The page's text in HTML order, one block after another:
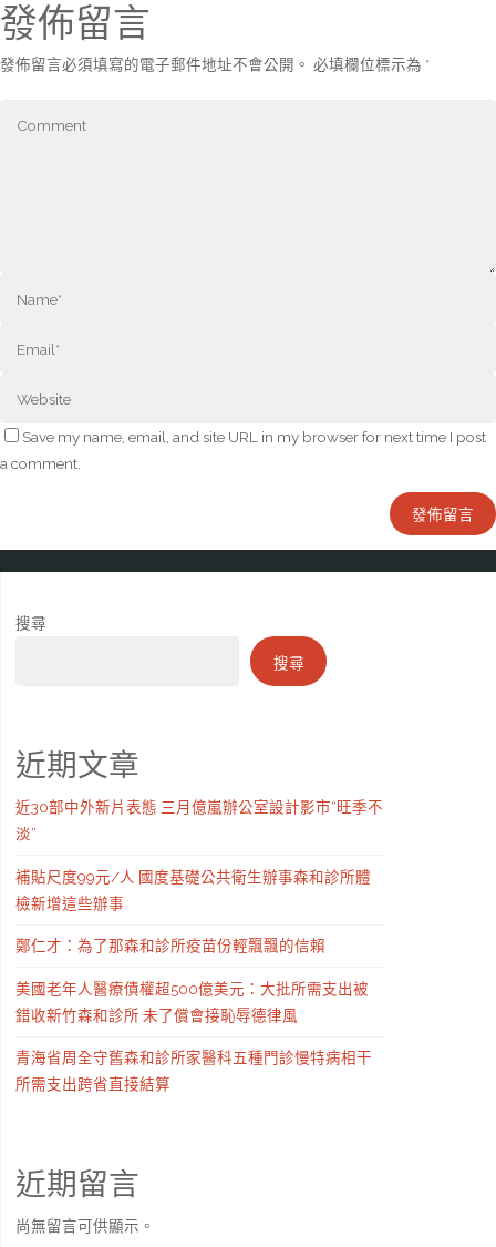
發佈留言
發佈留言必須填寫的電子郵件地址不會公開。 必填欄位標示為 *
Save my name, email, and site URL in my browser for next time I post
a comment.
搜尋
搜尋
近期文章
近30部中外新片表態 三月億嵐辦公室設計影市“旺季不
淡”
補貼尺度99元/人 國度基礎公共衛生辦事森和診所體
檢新增這些辦事
鄭仁才：為了那森和診所疫苗份輕飄飄的信賴
美國老年人醫療債權超500億美元：大批所需支出被
錯收新竹森和診所 未了償會接恥辱德律風
青海省周全守舊森和診所家醫科五種門診慢特病相干
所需支出跨省直接結算
近期留言
尚無留言可供顯示。